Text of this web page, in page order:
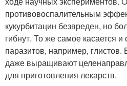
противовоспалительным
кукурбитацин безвреден, но
гибнут. То же самое касается
паразитов, например, глистов.
даже выращивают
для приготовления лекарств.